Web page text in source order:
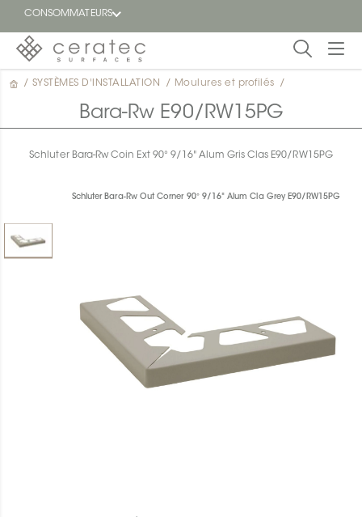
CONSOMMATEURS
En
vedette
un
/ SYSTÈMES D'INSTALLATION / Moulures et profilés /
Bara-Rw E90/RW15PG
Schluter Bara-Rw Coin Ext 90° 9/16" Alum Gris Clas E90/RW15PG
Schluter Bara-Rw Out Corner 90° 9/16" Alum Cla Grey E90/RW15PG